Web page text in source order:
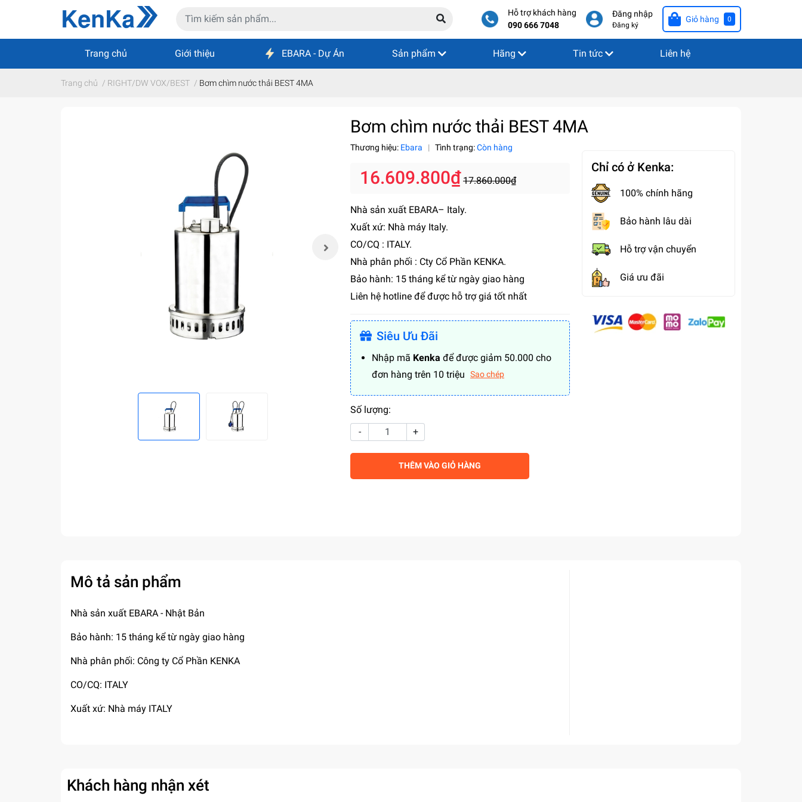
Hỗ trợ khách hàng
090 666 7048
Đăng nhập
Đăng ký
Giỏ hàng 0
Trang chủ Giới thiệu EBARA - Dự Án Sản phẩm Hãng Tin tức Liên hệ
Trang chủ / RIGHT/DW VOX/BEST / Bơm chìm nước thải BEST 4MA
Bơm chìm nước thải BEST 4MA
Thương hiệu: Ebara | Tình trạng:Còn hàng
16.609.800₫ 17.860.000₫
Nhà sản xuất EBARA– Italy.
Xuất xứ: Nhà máy Italy.
CO/CQ : ITALY.
Nhà phân phối : Cty Cổ Phần KENKA.
Bảo hành: 15 tháng kể từ ngày giao hàng
Liên hệ hotline để được hỗ trợ giá tốt nhất
Siêu Ưu Đãi
Nhập mã Kenka để được giảm 50.000 cho
đơn hàng trên 10 triệu
Sao chép
Số lượng:
-
+
THÊM VÀO GIỎ HÀNG
Chỉ có ở Kenka:
100% chính hãng
Bảo hành lâu dài
Hỗ trợ vận chuyển
Giá ưu đãi
Mô tả sản phẩm
Nhà sản xuất EBARA - Nhật Bản
Bảo hành: 15 tháng kể từ ngày giao hàng
Nhà phân phối: Công ty Cổ Phần KENKA
CO/CQ: ITALY
Xuất xứ: Nhà máy ITALY
Khách hàng nhận xét